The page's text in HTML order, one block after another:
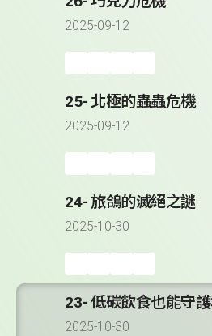
2025-09-12
25- 北極的蟲蟲危機
2025-09-12
24- 旅鴿的滅絕之謎
2025-10-30
23- 低碳飲食也能守
2025-10-30